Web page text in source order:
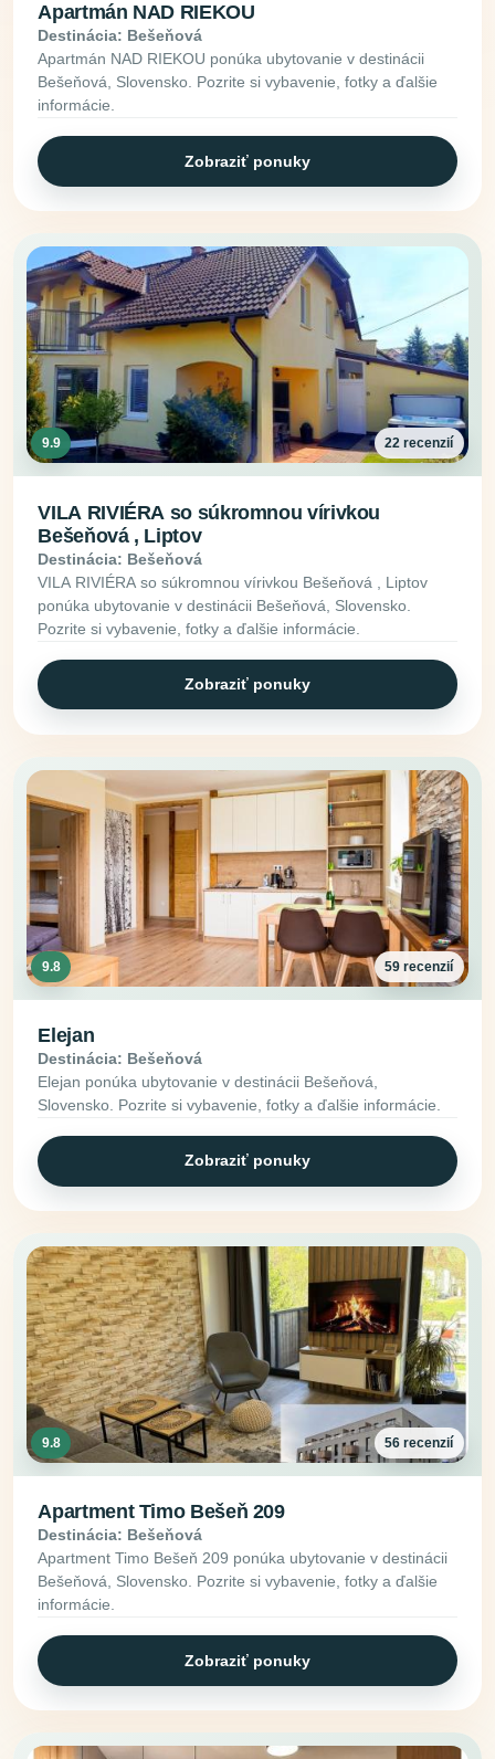
Apartmán NAD RIEKOU
Destinácia: Bešeňová
Apartmán NAD RIEKOU ponúka ubytovanie v destinácii
Bešeňová, Slovensko. Pozrite si vybavenie, fotky a ďalšie
informácie.
Zobraziť ponuky
9.9 22 recenzií
VILA RIVIÉRA so súkromnou vírivkou
Bešeňová , Liptov
Destinácia: Bešeňová
VILA RIVIÉRA so súkromnou vírivkou Bešeňová , Liptov
ponúka ubytovanie v destinácii Bešeňová, Slovensko.
Pozrite si vybavenie, fotky a ďalšie informácie.
Zobraziť ponuky
9.8 59 recenzií
Elejan
Destinácia: Bešeňová
Elejan ponúka ubytovanie v destinácii Bešeňová,
Slovensko. Pozrite si vybavenie, fotky a ďalšie informácie.
Zobraziť ponuky
9.8 56 recenzií
Apartment Timo Bešeň 209
Destinácia: Bešeňová
Apartment Timo Bešeň 209 ponúka ubytovanie v destinácii
Bešeňová, Slovensko. Pozrite si vybavenie, fotky a ďalšie
informácie.
Zobraziť ponuky